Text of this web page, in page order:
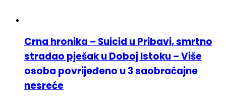
Crna hronika – Suicid u Pribavi, smrtno
stradao pješak u Doboj Istoku – Više
osoba povrijeđeno u 3 saobraćajne
nesreće